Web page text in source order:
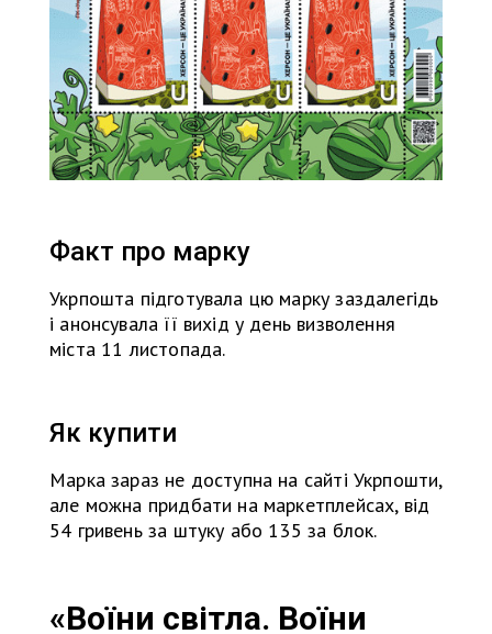
Факт про марку
Укрпошта підготувала цю марку заздалегідь
і анонсувала її вихід у день визволення
міста 11 листопада.
Як купити
Марка зараз не доступна на сайті Укрпошти,
але можна придбати на маркетплейсах, від
54 гривень за штуку або 135 за блок.
«Воїни світла. Воїни